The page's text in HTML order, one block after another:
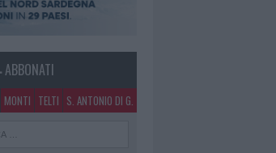
ABBONATI
MONTI TELTI S. ANTONIO DI G.